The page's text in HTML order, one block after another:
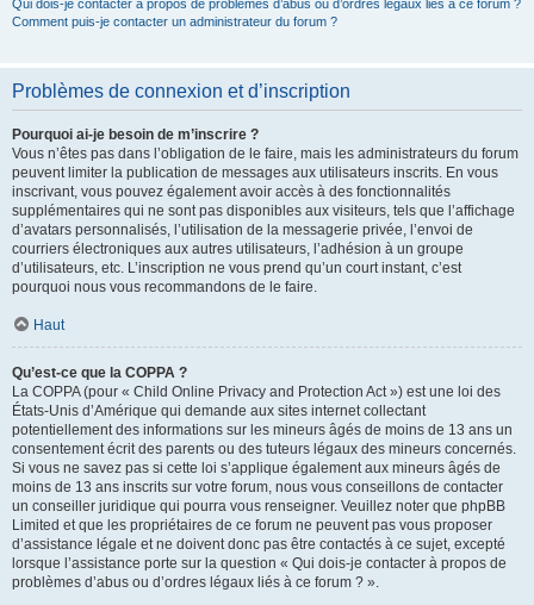
Qui dois-je contacter à propos de problèmes d’abus ou d’ordres légaux liés à ce forum ?
Comment puis-je contacter un administrateur du forum ?
Problèmes de connexion et d’inscription
Pourquoi ai-je besoin de m’inscrire ?
Vous n’êtes pas dans l’obligation de le faire, mais les administrateurs du forum
peuvent limiter la publication de messages aux utilisateurs inscrits. En vous
inscrivant, vous pouvez également avoir accès à des fonctionnalités
supplémentaires qui ne sont pas disponibles aux visiteurs, tels que l’affichage
d’avatars personnalisés, l’utilisation de la messagerie privée, l’envoi de
courriers électroniques aux autres utilisateurs, l’adhésion à un groupe
d’utilisateurs, etc. L’inscription ne vous prend qu’un court instant, c’est
pourquoi nous vous recommandons de le faire.
Haut
Qu’est-ce que la COPPA ?
La COPPA (pour « Child Online Privacy and Protection Act ») est une loi des
États-Unis d’Amérique qui demande aux sites internet collectant
potentiellement des informations sur les mineurs âgés de moins de 13 ans un
consentement écrit des parents ou des tuteurs légaux des mineurs concernés.
Si vous ne savez pas si cette loi s’applique également aux mineurs âgés de
moins de 13 ans inscrits sur votre forum, nous vous conseillons de contacter
un conseiller juridique qui pourra vous renseigner. Veuillez noter que phpBB
Limited et que les propriétaires de ce forum ne peuvent pas vous proposer
d’assistance légale et ne doivent donc pas être contactés à ce sujet, excepté
lorsque l’assistance porte sur la question « Qui dois-je contacter à propos de
problèmes d’abus ou d’ordres légaux liés à ce forum ? ».